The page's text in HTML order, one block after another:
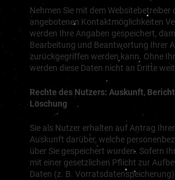
Nehmen Sie mit dem Websitebetreiber
angebotenen Kontaktmöglichkeiten
werden Ihre Angaben gespeichert,
Bearbeitung und Beantwortung Ihrer
zurückgegriffen werden kann. Ohne
werden diese Daten nicht an Dritte
Rechte des Nutzers: Auskunft,
Löschung
Sie als Nutzer erhalten auf Antrag
Auskunft darüber, welche
über Sie gespeichert wurden. Sofern
mit einer gesetzlichen Pflicht zur
Daten (z. B.